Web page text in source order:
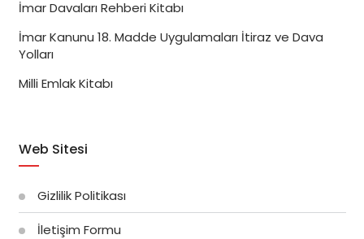
İmar Davaları Rehberi Kitabı
İmar Kanunu 18. Madde Uygulamaları İtiraz ve Dava
Yolları
Milli Emlak Kitabı
Web Sitesi
Gizlilik Politikası
İletişim Formu